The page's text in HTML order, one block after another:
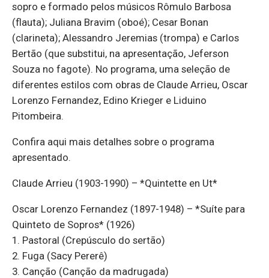
sopro e formado pelos músicos Rômulo Barbosa
(flauta); Juliana Bravim (oboé); Cesar Bonan
(clarineta); Alessandro Jeremias (trompa) e Carlos
Bertão (que substitui, na apresentação, Jeferson
Souza no fagote). No programa, uma seleção de
diferentes estilos com obras de Claude Arrieu, Oscar
Lorenzo Fernandez, Edino Krieger e Liduino
Pitombeira.
Confira aqui mais detalhes sobre o programa
apresentado.
Claude Arrieu (1903-1990) – *Quintette en Ut*
Oscar Lorenzo Fernandez (1897-1948) – *Suíte para
Quinteto de Sopros* (1926)
1. Pastoral (Crepúsculo do sertão)
2. Fuga (Sacy Pererê)
3. Canção (Canção da madrugada)